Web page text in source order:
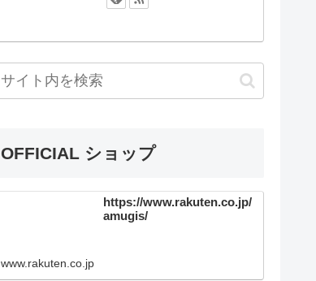
OFFICIAL ショップ
https://www.rakuten.co.jp/
amugis/
www.rakuten.co.jp